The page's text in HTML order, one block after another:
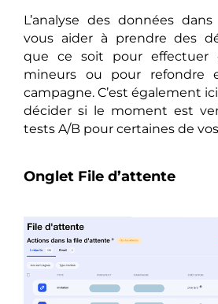
L’analyse des données
vous aider à prendre des
que ce soit pour effectuer
mineurs ou pour refondre
campagne. C’est également
décider si le moment est
tests A/B pour certaines de
Onglet File d’attente